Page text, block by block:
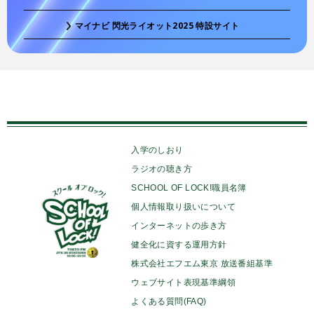
マイナビ 閃光ライオット2025 特設サイト
入学のしおり
ラジオの聴き方
SCHOOL OF LOCK!職員名簿
個人情報取り扱いについて
インターネットの歩き方
健全化に資する運用方針
株式会社エフエム東京 放送番組基準
ウェブサイト表現基準綱領
よくある質問(FAQ)